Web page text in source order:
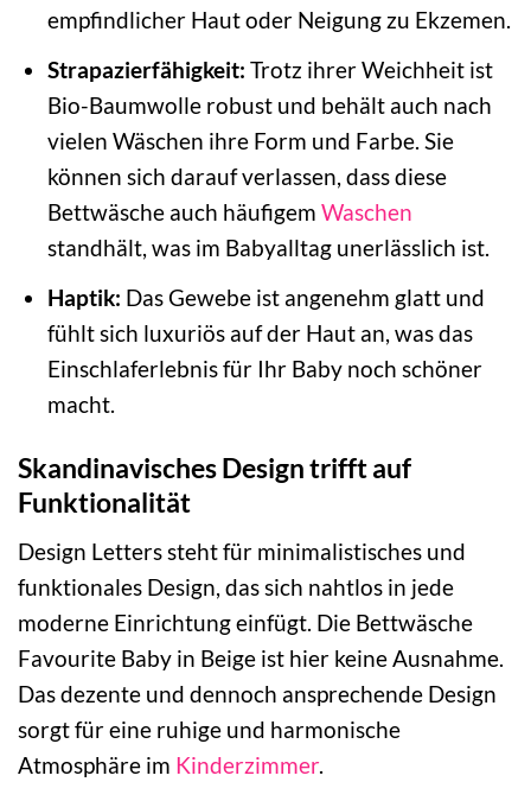
empfindlicher Haut oder Neigung zu Ekzemen.
Strapazierfähigkeit: Trotz ihrer Weichheit ist
Bio-Baumwolle robust und behält auch nach
vielen Wäschen ihre Form und Farbe. Sie
können sich darauf verlassen, dass diese
Bettwäsche auch häufigem Waschen
standhält, was im Babyalltag unerlässlich ist.
Haptik: Das Gewebe ist angenehm glatt und
fühlt sich luxuriös auf der Haut an, was das
Einschlaferlebnis für Ihr Baby noch schöner
macht.
Skandinavisches Design trifft auf
Funktionalität
Design Letters steht für minimalistisches und
funktionales Design, das sich nahtlos in jede
moderne Einrichtung einfügt. Die Bettwäsche
Favourite Baby in Beige ist hier keine Ausnahme.
Das dezente und dennoch ansprechende Design
sorgt für eine ruhige und harmonische
Atmosphäre im Kinderzimmer.